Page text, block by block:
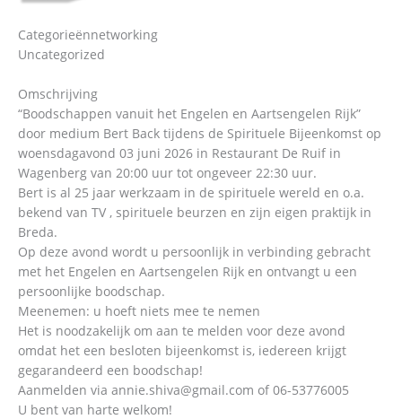
Categorieënnetworking
Uncategorized
Omschrijving
“Boodschappen vanuit het Engelen en Aartsengelen Rijk”
door medium Bert Back tijdens de Spirituele Bijeenkomst op
woensdagavond 03 juni 2026 in Restaurant De Ruif in
Wagenberg van 20:00 uur tot ongeveer 22:30 uur.
Bert is al 25 jaar werkzaam in de spirituele wereld en o.a.
bekend van TV , spirituele beurzen en zijn eigen praktijk in
Breda.
Op deze avond wordt u persoonlijk in verbinding gebracht
met het Engelen en Aartsengelen Rijk en ontvangt u een
persoonlijke boodschap.
Meenemen: u hoeft niets mee te nemen
Het is noodzakelijk om aan te melden voor deze avond
omdat het een besloten bijeenkomst is, iedereen krijgt
gegarandeerd een boodschap!
Aanmelden via annie.shiva@gmail.com of 06-53776005
U bent van harte welkom!